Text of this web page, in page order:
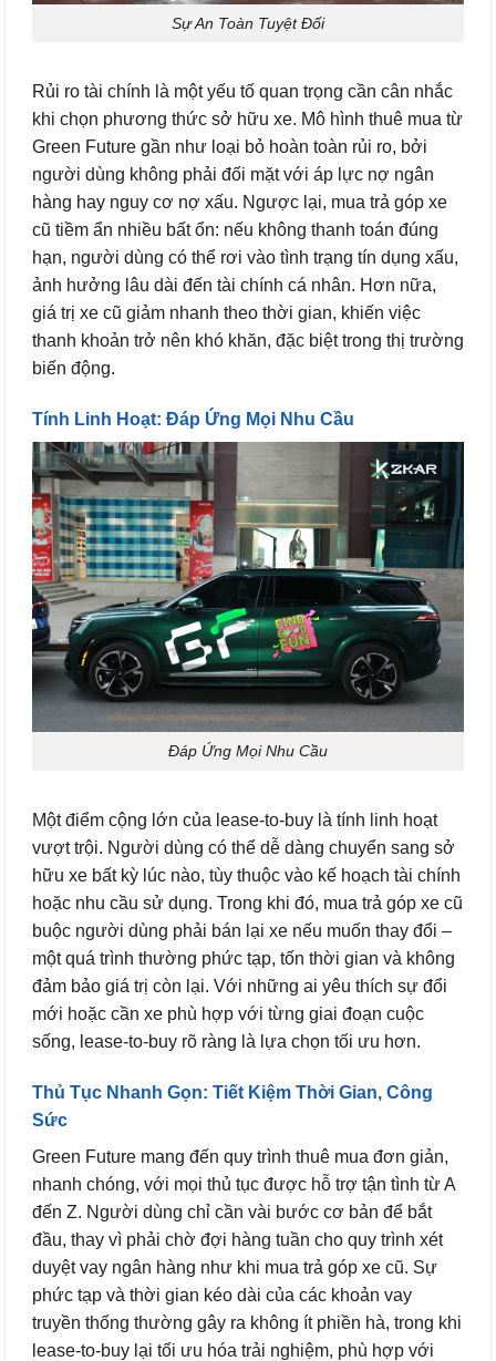
Sự An Toàn Tuyệt Đối
Rủi ro tài chính là một yếu tố quan trọng cần cân nhắc
khi chọn phương thức sở hữu xe. Mô hình thuê mua từ
Green Future gần như loại bỏ hoàn toàn rủi ro, bởi
người dùng không phải đối mặt với áp lực nợ ngân
hàng hay nguy cơ nợ xấu. Ngược lại, mua trả góp xe
cũ tiềm ẩn nhiều bất ổn: nếu không thanh toán đúng
hạn, người dùng có thể rơi vào tình trạng tín dụng xấu,
ảnh hưởng lâu dài đến tài chính cá nhân. Hơn nữa,
giá trị xe cũ giảm nhanh theo thời gian, khiến việc
thanh khoản trở nên khó khăn, đặc biệt trong thị trường
biến động.
Tính Linh Hoạt: Đáp Ứng Mọi Nhu Cầu
Đáp Ứng Mọi Nhu Cầu
Một điểm cộng lớn của lease-to-buy là tính linh hoạt
vượt trội. Người dùng có thể dễ dàng chuyển sang sở
hữu xe bất kỳ lúc nào, tùy thuộc vào kế hoạch tài chính
hoặc nhu cầu sử dụng. Trong khi đó, mua trả góp xe cũ
buộc người dùng phải bán lại xe nếu muốn thay đổi –
một quá trình thường phức tạp, tốn thời gian và không
đảm bảo giá trị còn lại. Với những ai yêu thích sự đổi
mới hoặc cần xe phù hợp với từng giai đoạn cuộc
sống, lease-to-buy rõ ràng là lựa chọn tối ưu hơn.
Thủ Tục Nhanh Gọn: Tiết Kiệm Thời Gian, Công
Sức
Green Future mang đến quy trình thuê mua đơn giản,
nhanh chóng, với mọi thủ tục được hỗ trợ tận tình từ A
đến Z. Người dùng chỉ cần vài bước cơ bản để bắt
đầu, thay vì phải chờ đợi hàng tuần cho quy trình xét
duyệt vay ngân hàng như khi mua trả góp xe cũ. Sự
phức tạp và thời gian kéo dài của các khoản vay
truyền thống thường gây ra không ít phiền hà, trong khi
lease-to-buy lại tối ưu hóa trải nghiệm, phù hợp với